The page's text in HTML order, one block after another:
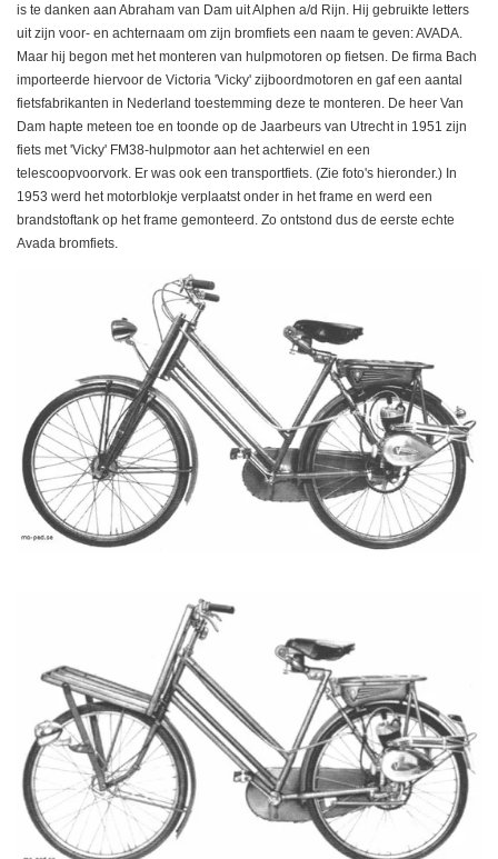
is te danken aan Abraham van Dam uit Alphen a/d Rijn. Hij gebruikte letters
uit zijn voor- en achternaam om zijn bromfiets een naam te geven: AVADA.
Maar hij begon met het monteren van hulpmotoren op fietsen. De firma Bach
importeerde hiervoor de Victoria 'Vicky' zijboordmotoren en gaf een aantal
fietsfabrikanten in Nederland toestemming deze te monteren. De heer Van
Dam hapte meteen toe en toonde op de Jaarbeurs van Utrecht in 1951 zijn
fiets met 'Vicky' FM38-hulpmotor aan het achterwiel en een
telescoopvoorvork. Er was ook een transportfiets. (Zie foto's hieronder.) In
1953 werd het motorblokje verplaatst onder in het frame en werd een
brandstoftank op het frame gemonteerd. Zo ontstond dus de eerste echte
Avada bromfiets.